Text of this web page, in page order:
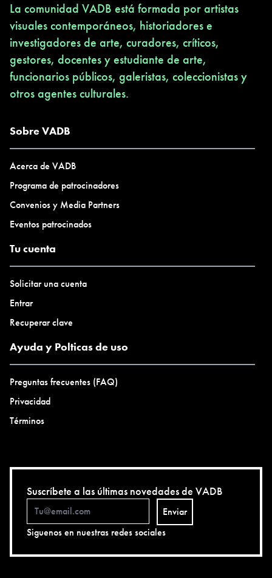
La comunidad VADB está formada por artistas
visuales contemporáneos, historiadores e
investigadores de arte, curadores, críticos,
gestores, docentes y estudiante de arte,
funcionarios públicos, galeristas, coleccionistas y
otros agentes culturales.
Sobre VADB
Acerca de VADB
Programa de patrocinadores
Convenios y Media Partners
Eventos patrocinados
Tu cuenta
Solicitar una cuenta
Entrar
Recuperar clave
Ayuda y Polticas de uso
Preguntas frecuentes (FAQ)
Privacidad
Términos
Suscríbete a las últimas novedades de VADB
Enviar
Siguenos en nuestras redes sociales